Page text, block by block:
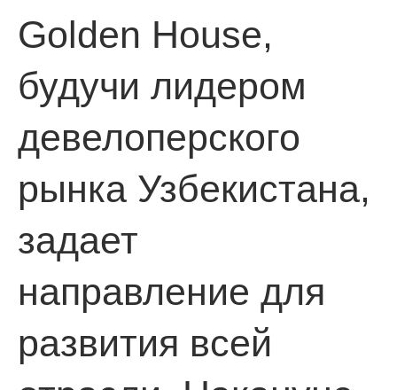
Golden House,
будучи лидером
девелоперского
рынка Узбекистана,
задает
направление для
развития всей